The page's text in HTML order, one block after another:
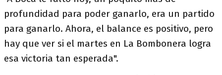
profundidad para poder ganarlo, era un partido
para ganarlo. Ahora, el balance es positivo, pero
hay que ver si el martes en La Bombonera logra
esa victoria tan esperada".